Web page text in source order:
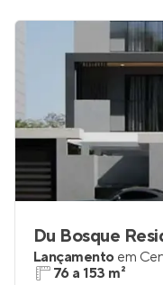
Du Bosque
Lançamento em
76 a 153 m²